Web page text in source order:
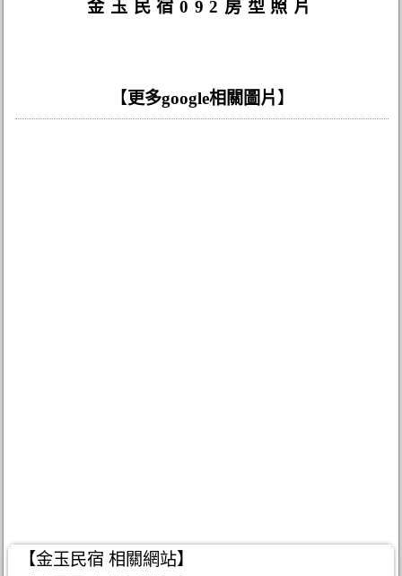
金玉民宿092房型照片
【更多google相關圖片】
【金玉民宿 相關網站】